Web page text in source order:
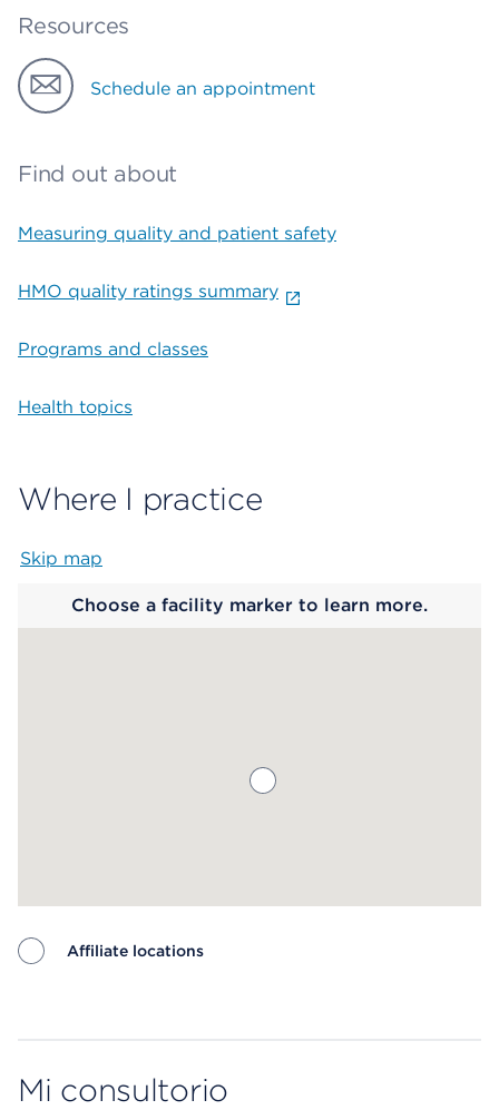
Resources
Schedule an appointment
Find out about
Measuring quality and patient safety
HMO quality ratings summary
Programs and classes
Health topics
Where I practice
Skip map
Choose a facility marker to learn more.
Affiliate locations
Mi consultorio